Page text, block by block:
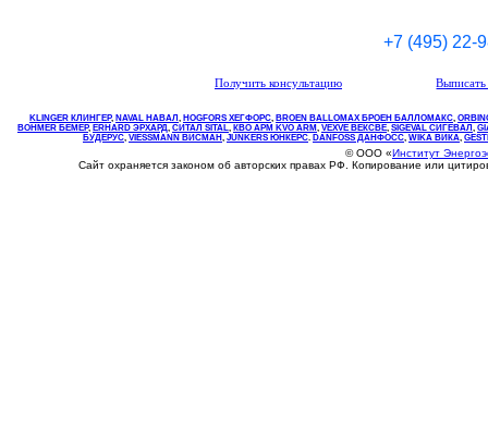
+7 (495) 22-
Получить консультацию
KLINGER КЛИНГЕР, NAVAL НАВАЛ , НOGFORS ХЕГФОРС, BROEN BALLOMAX БРОЕН БАЛЛОМАКС,
BOHMER БЕМЕР, ERHARD ЭРХАРД, СИТАЛ SITAL, КВО АРМ KVO ARM, VEXVE ВЕКСВЕ, SIGEVAL СИГЕВАЛ ,
БУДЕРУС, VIESSMANN ВИСМАН , JUNKERS ЮНКЕРС. DANFOSS ДАНФОСС, WIKA ВИКА,
© ООО «Институт
Сайт охраняется законом об авторских правах РФ. Копирование или